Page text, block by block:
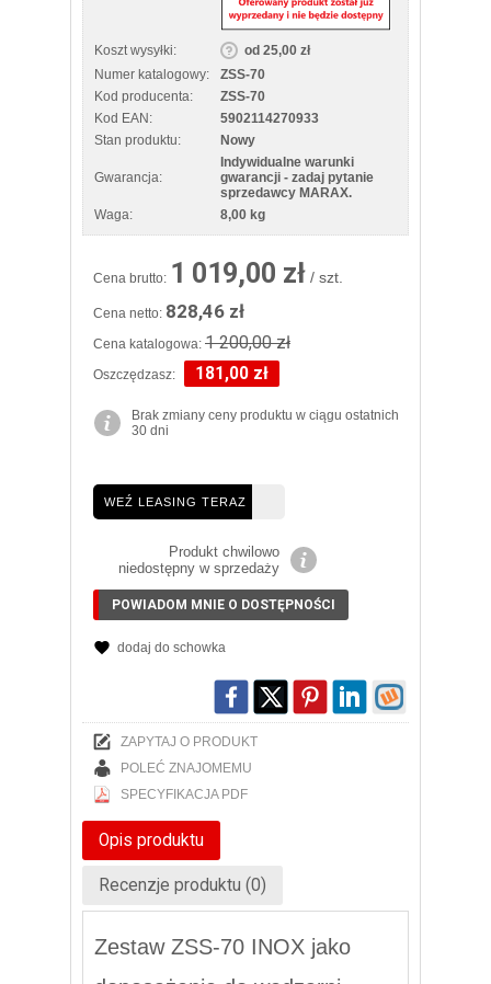
Koszt wysyłki:
od 25,00 zł
Numer katalogowy:
ZSS-70
Kod producenta:
ZSS-70
Kod EAN:
5902114270933
Stan produktu:
Nowy
Gwarancja:
Indywidualne warunki
gwarancji - zadaj pytanie
sprzedawcy MARAX.
Waga:
8,00 kg
Cena brutto: 1 019,00 zł / szt.
Cena netto: 828,46 zł
Cena katalogowa: 1 200,00 zł
Oszczędzasz: 181,00 zł
Brak zmiany ceny produktu w ciągu ostatnich
30 dni
WEŹ LEASING TERAZ
Produkt chwilowo
niedostępny w sprzedaży
POWIADOM MNIE O DOSTĘPNOŚCI
dodaj do schowka
ZAPYTAJ O PRODUKT
POLEĆ ZNAJOMEMU
SPECYFIKACJA PDF
Opis produktu
Recenzje produktu (0)
Zestaw ZSS-70 INOX jako